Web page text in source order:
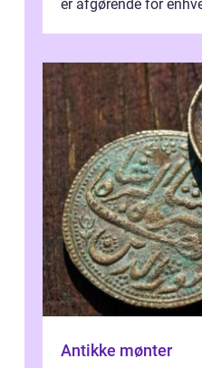
er afgørende for
Antikke mønter